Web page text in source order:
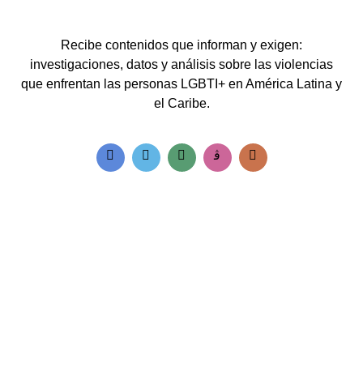
Recibe contenidos que informan y exigen:
investigaciones, datos y análisis sobre las violencias
que enfrentan las personas LGBTI+ en América Latina y
el Caribe.